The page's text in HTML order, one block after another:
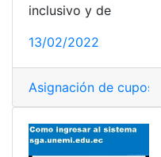
inclusivo y de
13/02/2022
Asignación de cupos